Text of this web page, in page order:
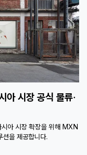
시장 공식 물류·
아 시장 확장을 위해 MXN
을 제공합니다.